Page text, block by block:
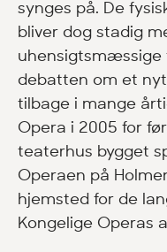
synges på. De
bliver dog stadig
uhensigtsmæssige
debatten om et
tilbage i mange
Opera i 2005 for
teaterhus bygget
Operaen på
hjemsted for de
Kongelige Operas